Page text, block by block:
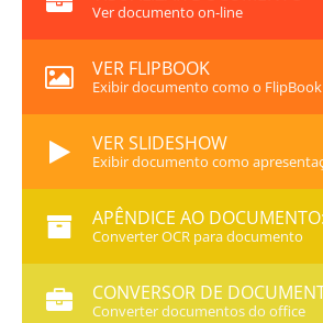
Ver documento on-line
VER FLIPBOOK
Exibir documento como o FlipBook
VER SLIDESHOW
Exibir documento como
APÊNDICE AO DOCUMENTO:
Converter OCR para documento
CONVERSOR DE
Converter documentos do office